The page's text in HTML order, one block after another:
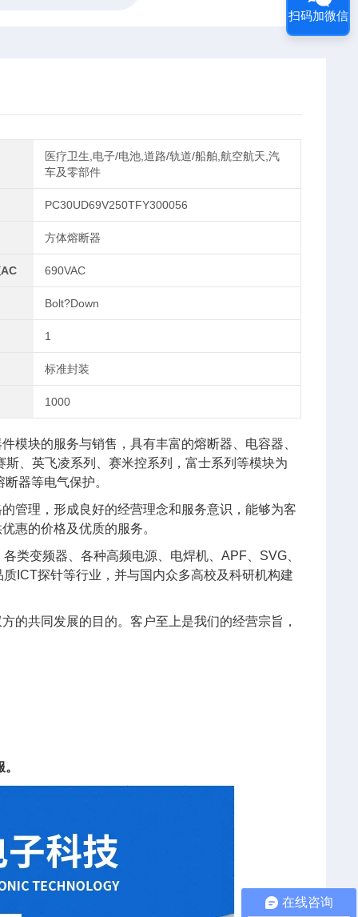
医疗卫生,电子/电池,道路/轨道/船舶,航空航天,汽
车及零部件
PC30UD69V250TFY300056
方体熔断器
690VAC
Bolt?Down
1
标准封装
1000
模块的服务与销售，具有丰富的熔断器、电容器、
、英飞凌系列、赛米控系列，富士系列等模块为
器等电气保护。
管理，形成良好的经营理念和服务意识，能够为客
惠的价格及优质的服务。
类变频器、各种高频电源、电焊机、APF、SVG、
ICT探针等行业，并与国内众多高校及科研机构建
的共同发展的目的。客户至上是我们的经营宗旨，
扫码加微信
在线咨询